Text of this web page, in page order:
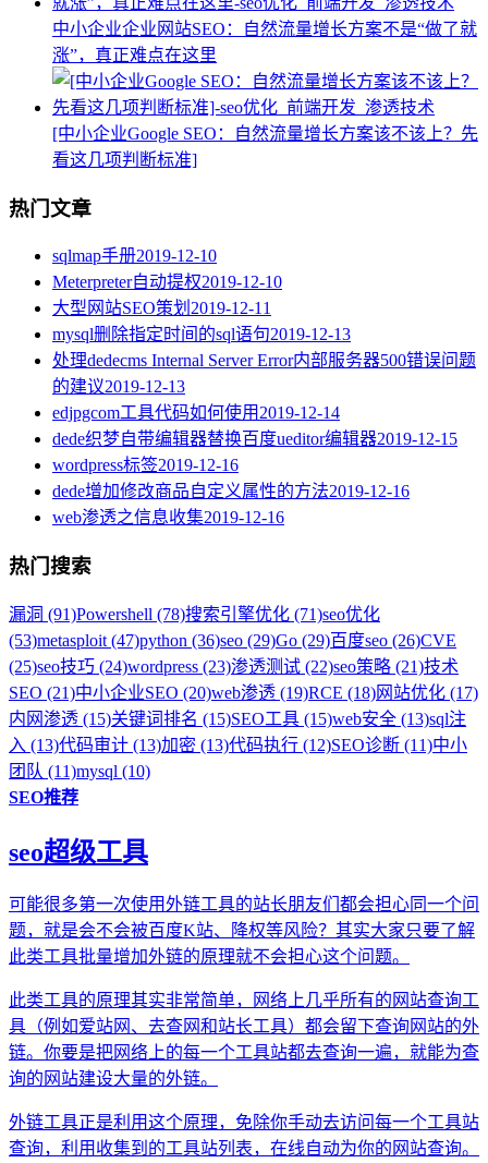
中小企业企业网站SEO：自然流量增长方案不是“做了就
涨”，真正难点在这里
[中小企业Google SEO：自然流量增长方案该不该上？先
看这几项判断标准]
热门文章
sqlmap手册2019-12-10
Meterpreter自动提权2019-12-10
大型网站SEO策划 2019-12-11
mysql删除指定时间的sql语句2019-12-13
处理dedecms Internal Server Error内部服务器500错误问题
的建议2019-12-13
edjpgcom工具代码如何使用 2019-12-14
dede织梦自带编辑器替换百度ueditor编辑器2019-12-15
wordpress标签2019-12-16
dede增加修改商品自定义属性的方法2019-12-16
web渗透之信息收集2019-12-16
热门搜索
漏洞 (91)Powershell (78)搜索引擎优化 (71)seo优化
(53)metasploit (47)python (36)seo (29)Go (29)百度seo (26)CVE
(25)seo技巧 (24)wordpress (23)渗透测试 (22)seo策略 (21)技术
SEO (21)中小企业SEO (20)web渗透 (19)RCE (18)网站优化 (17)
内网渗透 (15)关键词排名 (15)SEO工具 (15)web安全 (13)sql注
入 (13)代码审计 (13)加密 (13)代码执行 (12)SEO诊断 (11)中小
团队 (11)mysql (10)
SEO推荐
seo超级工具
可能很多第一次使用外链工具的站长朋友们都会担心同一个问
题，就是会不会被百度K站、降权等风险？其实大家只要了解
此类工具批量增加外链的原理就不会担心这个问题。
此类工具的原理其实非常简单，网络上几乎所有的网站查询工
具（例如爱站网、去查网和站长工具）都会留下查询网站的外
链。你要是把网络上的每一个工具站都去查询一遍，就能为查
询的网站建设大量的外链。
外链工具正是利用这个原理，免除你手动去访问每一个工具站
查询，利用收集到的工具站列表，在线自动为你的网站查询。